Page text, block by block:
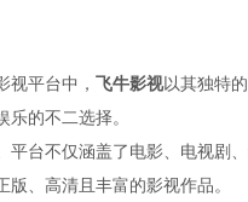
平台中， 飞牛影视以其独特
的不二选择。
台不仅涵盖了电影、电视剧
、高清且丰富的影视作品。